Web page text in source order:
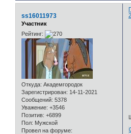
ss16011973
Участник
Рейтинг:
Откуда: Академгородок
Зарегистрирован: 14-11-2021
Сообщений: 5378
Уважение: +3546
Позитив: +6899
Пол: Мужской
Провел на форуме: